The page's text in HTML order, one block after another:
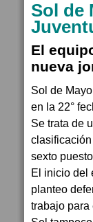
Sol de
El
nueva
Sol de
en la 22°
Se trata de
sexto
El inicio del
planteo
trabajo para